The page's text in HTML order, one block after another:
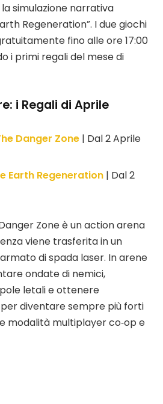
la simulazione narrativa
Regeneration”. I due giochi
fino alle ore 17:00
i primi regali del mese di
i Regali di Aprile
Danger Zone | Dal 2 Aprile
Earth Regeneration | Dal 2
Zone è un action arena
viene trasferita in un
di spada laser. In arene
ondate di nemici,
letali e ottenere
diventare sempre più forti
modalità multiplayer co‑op e